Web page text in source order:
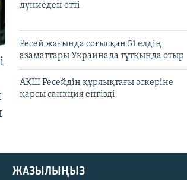
дүниеден өтті
Ресей жағында соғысқан 51 елдің
азаматтары Украинада тұтқында отыр
АҚШ Ресейдің құрлықтағы әскеріне
қарсы санкция енгізді
ЖАЗЫЛЫҢЫЗ